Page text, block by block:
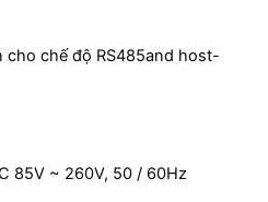
cho chế độ RS485and host-
85V ~ 260V, 50 / 60Hz